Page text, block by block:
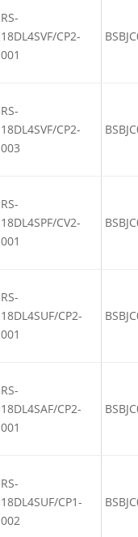
RS-
18DL4SVF/CP2-
001
RS-
18DL4SVF/CP2-
003
RS-
18DL4SPF/CV2-
001
RS-
18DL4SUF/CP2-
001
RS-
18DL4SAF/CP2-
001
RS-
18DL4SUF/CP1-
002